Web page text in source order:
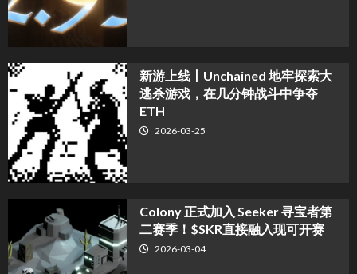
新游上线丨Unchained 地牢探索大
逃杀游戏，在几分钟战斗中争夺
ETH
2026-03-25
Colony 正式加入 Seeker 寻宝者第
二赛季！$SKR直接融入现可开赛
2026-03-04